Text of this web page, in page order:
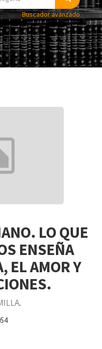
Buscador avanzado
LO QUE
ENSEÑA
EL AMOR Y